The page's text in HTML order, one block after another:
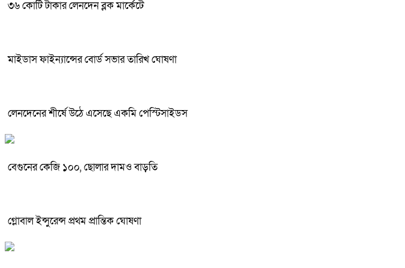
৩৬ কোটি টাকার লেনদেন ব্লক মার্কেটে
মাইডাস ফাইন্যান্সের বোর্ড সভার তারিখ ঘোষণা
লেনদেনের শীর্ষে উঠে এসেছে একমি পেস্টিসাইডস
বেগুনের কেজি ১০০, ছোলার দামও বাড়তি
গ্লোবাল ইন্সুরেন্স প্রথম প্রান্তিক ঘোষণা